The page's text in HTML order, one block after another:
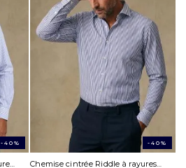
-40%
Chemise cintrée Sawyer à rayures ciel
-40%